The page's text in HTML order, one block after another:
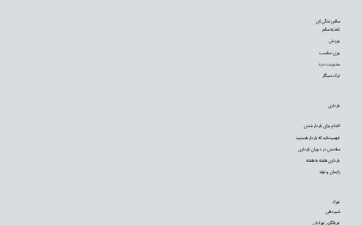
نوزاد
شیردهی
غربالگری نوزادان
بارداری
اقدام برای باردار شدن
فهمیده‌اید که باردار هستید
سلامتی در دوران بارداری
بارداری هفته به هفته
زایمان و تولد
سالم زندگی کن
تغذیه سالم
ورزش
وزن مناسب
مدیریت درد
ترک سیگار